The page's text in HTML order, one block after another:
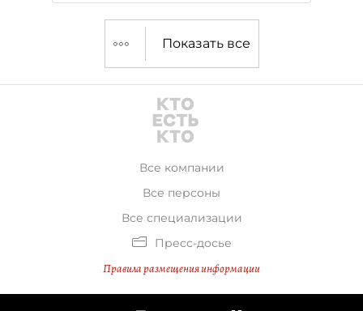
Показать все
Все компании
Все персоны
Все специализации
Пресс-досье
Правила размещения информации